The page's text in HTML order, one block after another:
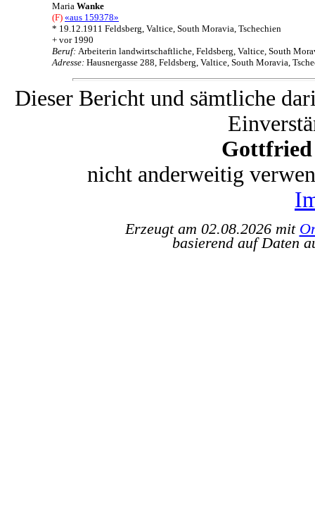
Maria Wanke
(F) «aus 159378»
* 19.12.1911 Feldsberg, Valtice, South Moravia, Tschechien
+ vor 1990
Beruf: Arbeiterin landwirtschaftliche, Feldsberg, Valtice, South
Adresse: Hausnergasse 288, Feldsberg, Valtice, South Moravia,
Dieser Bericht und sämtliche
Gottfried
nicht anderweitig
Erzeugt am 02.08.2026 mit
basierend auf Daten